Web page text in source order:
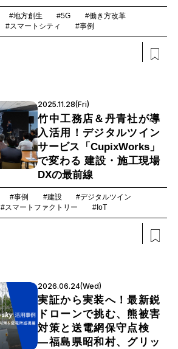
#地方創生 #5G
#働き方改革
#スマートシティ #事例
2025.11.28(Fri)
竹中工務店＆丹青社が導
入活用！デジタルツイン
サービス「CupixWorks」
で変わる 建設・施工現場
DXの最前線
#事例 #建設
#デジタルツイン
#スマートファクトリー #IoT
2026.06.24(Wed)
実証から実装へ！最新鋭
ドローンで挑む、熊被害
対策と送電網保守点検
―福島県昭和村、グリッ